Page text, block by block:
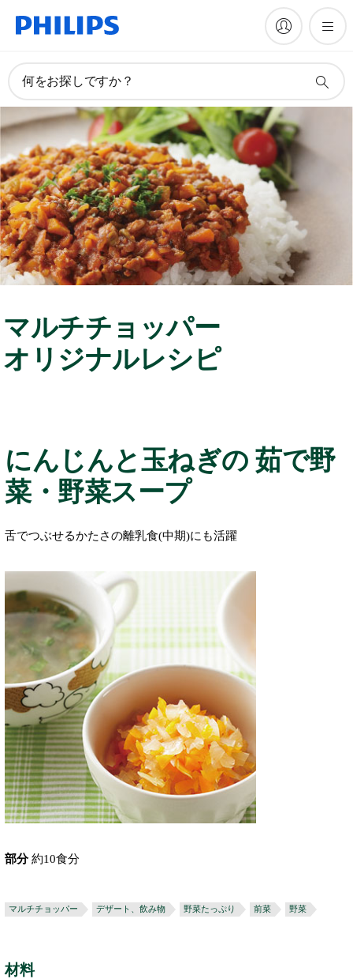
何をお探しですか？
マルチチョッパー
オリジナルレシピ
にんじんと玉ねぎの 茹で野
菜・野菜スープ
舌でつぶせるかたさの離乳食(中期)にも活躍
部分 約10食分
マルチチョッパー デザート、飲み物 野菜たっぷり 前菜 野菜
材料